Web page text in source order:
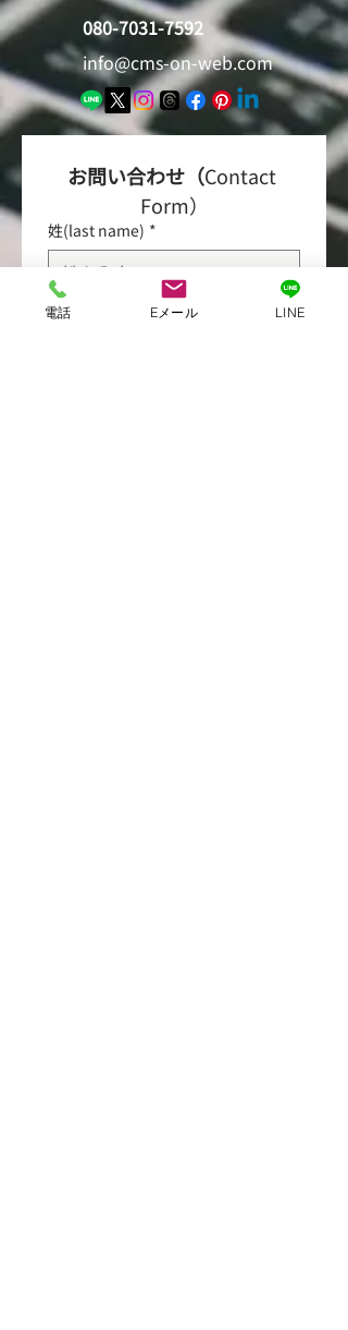
080-7031-7592
info@cms-on-web.com
お問い合わせ（Contact
Form）
姓(last name) *
送信された名前は顧客情報に登録さ
電話 Eメール LINE